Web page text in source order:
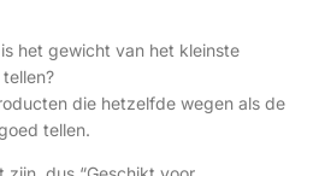
het gewicht van het kleinste
die hetzelfde wegen als de
tellen.